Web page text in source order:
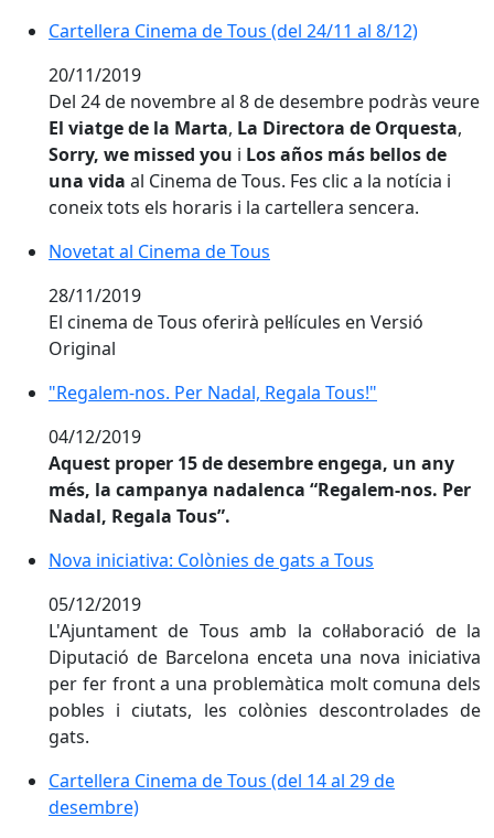
Cartellera Cinema de Tous (del 24/11 al 8/12)
Cartellera Cinema de Tous (del 24/11 al 8/12)
20/11/2019
Del 24 de novembre al 8 de desembre podràs veure
El viatge de la Marta, La Directora de Orquesta,
Sorry, we missed you i Los años más bellos de
una vida al Cinema de Tous. Fes clic a la notícia i
coneix tots els horaris i la cartellera sencera.
Novetat al Cinema de Tous
28/11/2019
El cinema de Tous oferirà pel·lícules en Versió
Original
"Regalem-nos. Per Nadal, Regala Tous!"
"Regalem-nos. Per Nadal, Regala Tous!"
04/12/2019
Aquest proper 15 de desembre engega, un any
més, la campanya nadalenca “Regalem-nos. Per
Nadal, Regala Tous”.
Nova iniciativa: Colònies de gats a Tous
Nova iniciativa: Colònies de gats a Tous
05/12/2019
L'Ajuntament de Tous amb la col·laboració de la
Diputació de Barcelona enceta una nova iniciativa
per fer front a una problemàtica molt comuna dels
pobles i ciutats, les colònies descontrolades de
gats.
Cartellera Cinema de Tous (del 14 al 29 de desembre)
Cartellera Cinema de Tous (del 14 al 29 de
desembre)